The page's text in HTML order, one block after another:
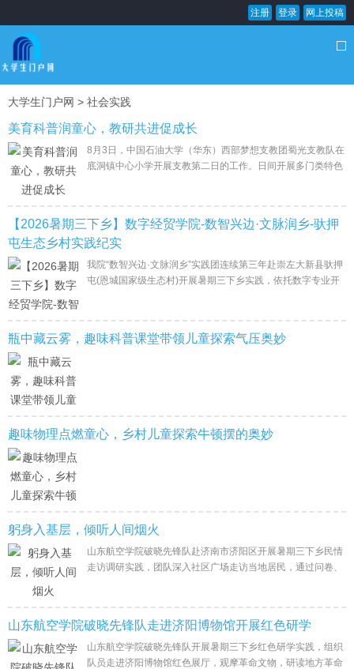
注册 登录 网上投稿
大学生门户网 > 社会实践
美育科普润童心，教研共进促成长
8月3日，中国石油大学（华东）西部梦想支教团蜀光支教队在
底洞镇中心小学开展支教第二日的工作。日间开展多门类特色
【2026暑期三下乡】数字经贸学院-数智兴边·文脉润乡-驮押
屯生态乡村实践纪实
我院“数智兴边·文脉润乡”实践团连续第三年赴崇左大新县驮押
屯(恩城国家级生态村)开展暑期三下乡实践，依托数字专业开
瓶中藏云雾，趣味科普课堂带领儿童探索气压奥妙
趣味物理点燃童心，乡村儿童探索牛顿摆的奥妙
躬身入基层，倾听人间烟火
山东航空学院破晓先锋队赴济南市济阳区开展暑期三下乡民情
走访调研实践，团队深入社区广场走访当地居民，通过问卷、
山东航空学院破晓先锋队走进济阳博物馆开展红色研学
山东航空学院破晓先锋队开展暑期三下乡红色研学实践，组织
队员走进济阳博物馆红色展厅，观摩革命文物，研读地方革命